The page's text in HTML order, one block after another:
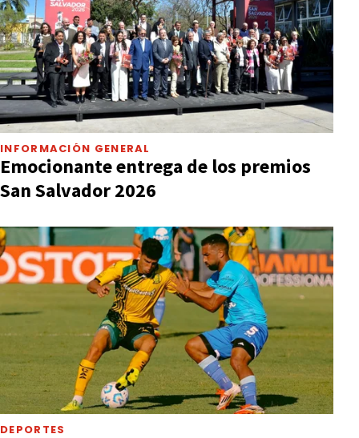
INFORMACIÓN GENERAL
Emocionante entrega de los premios
San Salvador 2026
DEPORTES